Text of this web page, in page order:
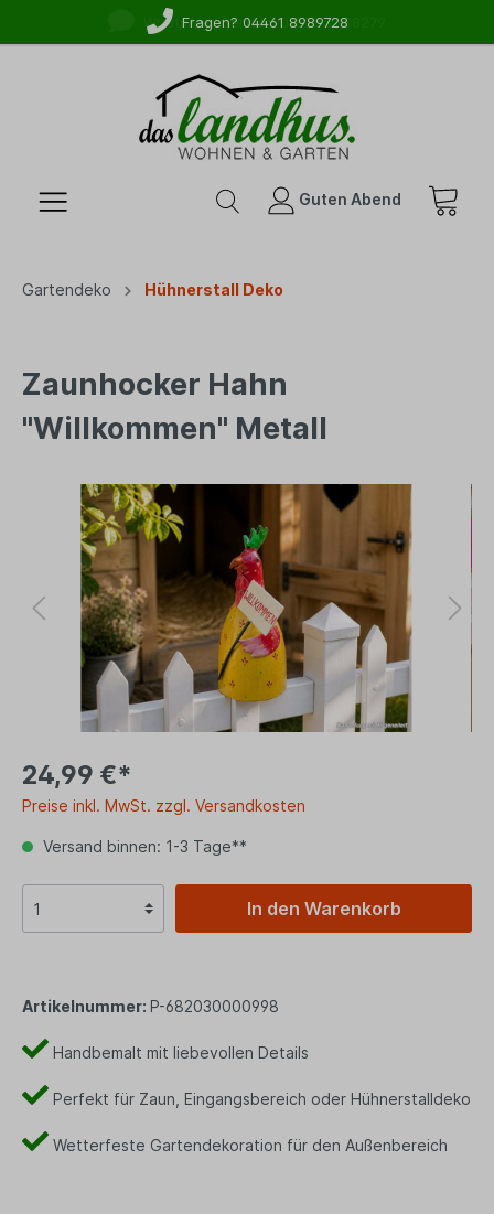
Fragen? 04461 8989728
WhatsApp-Service: 01525 2738279
Guten Abend
Gartendeko Hühnerstall Deko
Zaunhocker Hahn
"Willkommen" Metall
24,99 €*
Preise inkl. MwSt. zzgl. Versandkosten
Versand binnen: 1-3 Tage**
In den Warenkorb
Artikelnummer: P-682030000998
Handbemalt mit liebevollen Details
Perfekt für Zaun, Eingangsbereich oder Hühnerstalldeko
Wetterfeste Gartendekoration für den Außenbereich